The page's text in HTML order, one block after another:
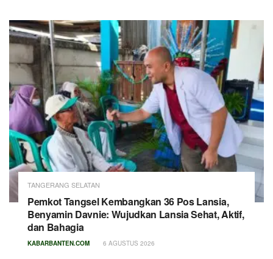
TANGERANG SELATAN
Pemkot Tangsel Kembangkan 36 Pos Lansia,
Benyamin Davnie: Wujudkan Lansia Sehat, Aktif,
dan Bahagia
KABARBANTEN.COM 6 AGUSTUS 2026